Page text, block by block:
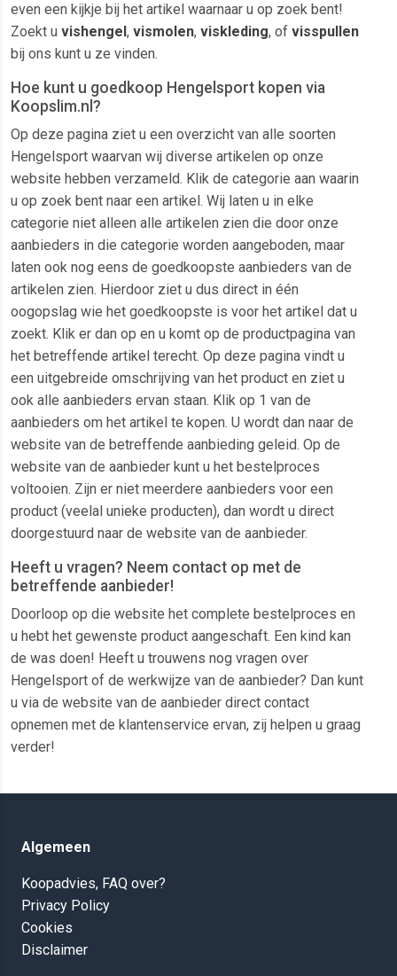
even een kijkje bij het artikel waarnaar u op zoek bent!
Zoekt u vishengel , vismolen, viskleding, of visspullen
bij ons kunt u ze vinden.
Hoe kunt u goedkoop Hengelsport kopen via
Koopslim.nl?
Op deze pagina ziet u een overzicht van alle soorten
Hengelsport waarvan wij diverse artikelen op onze
website hebben verzameld. Klik de categorie aan waarin
u op zoek bent naar een artikel. Wij laten u in elke
categorie niet alleen alle artikelen zien die door onze
aanbieders in die categorie worden aangeboden, maar
laten ook nog eens de goedkoopste aanbieders van de
artikelen zien. Hierdoor ziet u dus direct in één
oogopslag wie het goedkoopste is voor het artikel dat u
zoekt. Klik er dan op en u komt op de productpagina van
het betreffende artikel terecht. Op deze pagina vindt u
een uitgebreide omschrijving van het product en ziet u
ook alle aanbieders ervan staan. Klik op 1 van de
aanbieders om het artikel te kopen. U wordt dan naar de
website van de betreffende aanbieding geleid. Op de
website van de aanbieder kunt u het bestelproces
voltooien. Zijn er niet meerdere aanbieders voor een
product (veelal unieke producten), dan wordt u direct
doorgestuurd naar de website van de aanbieder.
Heeft u vragen? Neem contact op met de
betreffende aanbieder!
Doorloop op die website het complete bestelproces en
u hebt het gewenste product aangeschaft. Een kind kan
de was doen! Heeft u trouwens nog vragen over
Hengelsport of de werkwijze van de aanbieder? Dan kunt
u via de website van de aanbieder direct contact
opnemen met de klantenservice ervan, zij helpen u graag
verder!
Algemeen
Koopadvies, FAQ over?
Privacy Policy
Cookies
Disclaimer